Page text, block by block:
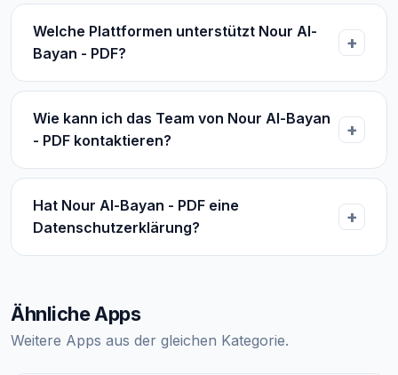
Welche Plattformen unterstützt Nour Al-
Bayan - PDF?
Wie kann ich das Team von Nour Al-Bayan
- PDF kontaktieren?
Hat Nour Al-Bayan - PDF eine
Datenschutzerklärung?
Ähnliche Apps
Weitere Apps aus der gleichen Kategorie.